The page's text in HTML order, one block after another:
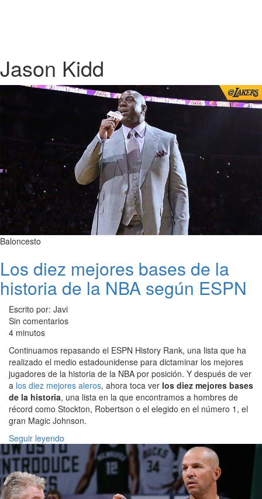
Jason Kidd
Baloncesto
Los diez mejores bases de la
historia de la NBA según ESPN
Escrito por: Javi
Sin comentarios
4 minutos
Continuamos repasando el ESPN History Rank, una lista que ha
realizado el medio estadounidense para dictaminar los mejores
jugadores de la historia de la NBA por posición. Y después de ver
a los diez mejores aleros, ahora toca ver los diez mejores bases
de la historia, una lista en la que encontramos a hombres de
récord como Stockton, Robertson o el elegido en el número 1, el
gran Magic Johnson.
Seguir leyendo